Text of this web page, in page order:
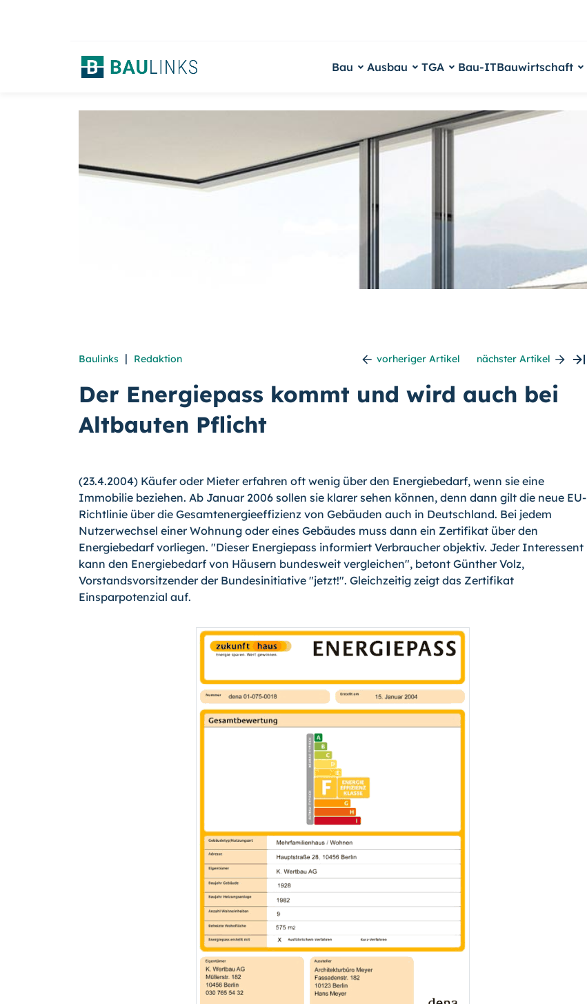
Bau Ausbau TGA Bau-ITBauwirtschaft
Baulinks | Redaktion vorheriger Artikel nächster Artikel
Der Energiepass kommt und wird auch bei
Altbauten Pflicht
(23.4.2004) Käufer oder Mieter erfahren oft wenig über den Energiebedarf, wenn sie eine
Immobilie beziehen. Ab Januar 2006 sollen sie klarer sehen können, denn dann gilt die neue EU-
Richtlinie über die Gesamtenergieeffizienz von Gebäuden auch in Deutschland. Bei jedem
Nutzerwechsel einer Wohnung oder eines Gebäudes muss dann ein Zertifikat über den
Energiebedarf vorliegen. "Dieser Energiepass informiert Verbraucher objektiv. Jeder Interessent
kann den Energiebedarf von Häusern bundesweit vergleichen", betont Günther Volz,
Vorstandsvorsitzender der Bundesinitiative "jetzt!". Gleichzeitig zeigt das Zertifikat
Einsparpotenzial auf.